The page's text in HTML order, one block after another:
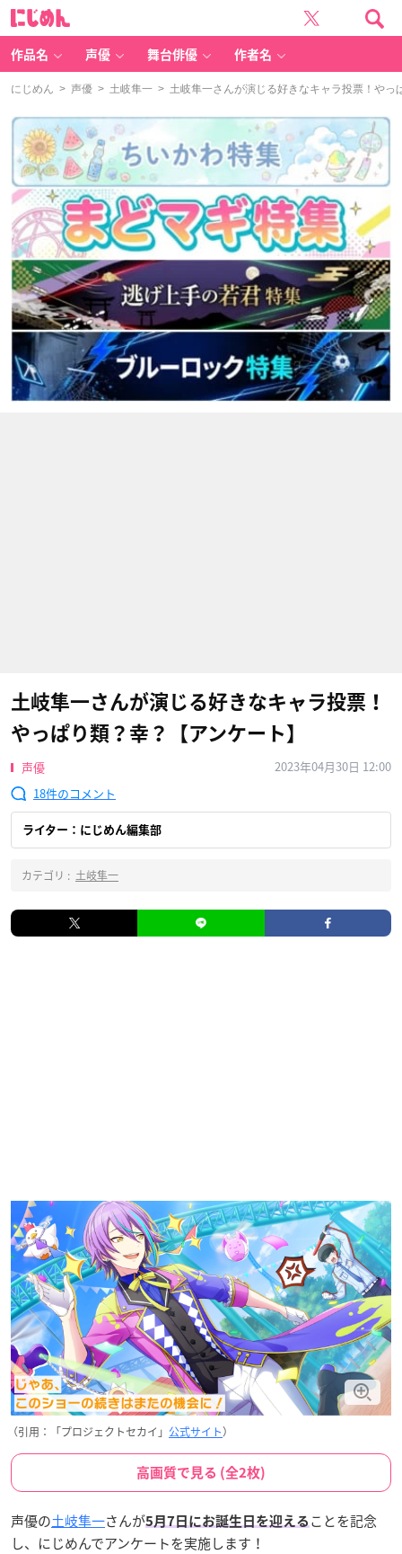
作品名 声優 舞台俳優 作者名
にじめん > 声優 > 土岐隼一 > 土岐隼一さんが演じる好きなキャラ投票！やっ
土岐隼一さんが演じる好きなキャラ投票！
やっぱり類？幸？【アンケート】
声優
2023年04月30日 12:00
18
ライター：にじめん編集部
カテゴリ : 土岐隼一
（引用：「プロジェクトセカイ」 公式サイト）
高画質で見る (全2枚)
声優の土岐隼一さんが5月7日にお誕生日を迎える ことを記念
し、にじめんでアンケートを実施します！